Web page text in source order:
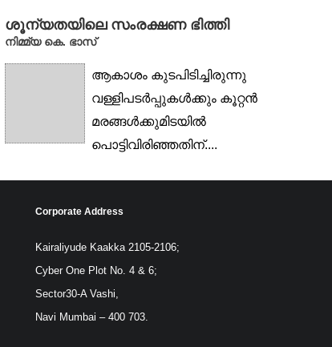
അക്കരെയെന്നതൊരു
ശൂന്യതയിലെ സംരക്ഷണ ഭിത്തി
നിമ്മ്യ കെ. ഭാസ്
ആകാശം കുടപിടിച്ചിരുന്നു
വള്ളിപടർപ്പുകൾക്കും കൂറ്റൻ
മരങ്ങൾക്കുമിടയിൽ
പൊട്ടിവിരിഞ്ഞതിന്....
Corporate Address
Kairaliyude Kaakka 2105-2106;
Cyber One Plot No. 4 & 6;
Sector30-A Vashi,
Navi Mumbai – 400 703.